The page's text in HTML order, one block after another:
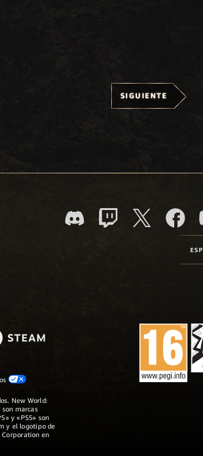
SIGUIENTE
New World:
marcas
y «PS5» son
y el logotipo de
Corporation en